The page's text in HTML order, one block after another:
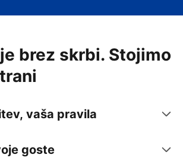
brez skrbi. Stojimo
vaša pravila
goste